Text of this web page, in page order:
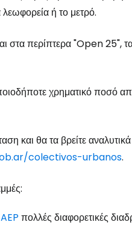
ή το μετρό.
στα περίπτερα "Open 25",
χρηματικό ποσό
και θα τα βρείτε
colectivos-urbanos.
πολλές διαφορετικές